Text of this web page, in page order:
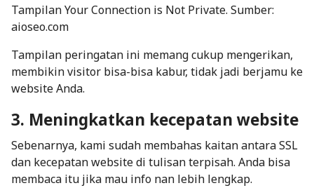
Tampilan Your Connection is Not Private. Sumber:
aioseo.com
Tampilan peringatan ini memang cukup mengerikan,
membikin visitor bisa-bisa kabur, tidak jadi berjamu ke
website Anda.
3. Meningkatkan kecepatan website
Sebenarnya, kami sudah membahas kaitan antaraSSL
dan kecepatan websitedi tulisan terpisah. Anda bisa
membaca itu jika mau info nan lebih lengkap.